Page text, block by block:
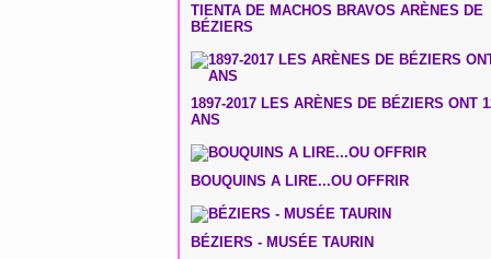
TIENTA DE MACHOS BRAVOS ARÈNES DE
BÉZIERS
1897-2017 LES ARÈNES DE BÉZIERS ONT
ANS
BOUQUINS A LIRE...OU OFFRIR
BÉZIERS - MUSÉE TAURIN